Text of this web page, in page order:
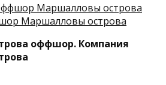
Маршалловы острова
Маршалловы острова
оффшор. Компания